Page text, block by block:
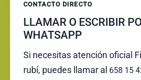
CONTACTO DIRECTO
LLAMAR O ESCRIBIR
WHATSAPP
Si necesitas atención oficial
rubí, puedes llamar al 658 15